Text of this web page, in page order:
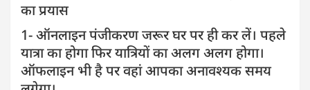
का प्रयास
1- ऑनलाइन पंजीकरण जरूर घर पर ही कर लें। पहले
यात्रा का होगा फिर यात्रियों का अलग अलग होगा।
ऑफलाइन भी है पर वहां आपका अनावश्यक समय